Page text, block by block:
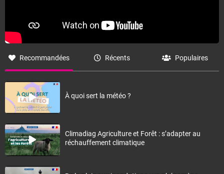
Recommandées Récents Populaires
À quoi sert la météo ?
Climadiag Agriculture et Forêt : s’adapter au
réchauffement climatique